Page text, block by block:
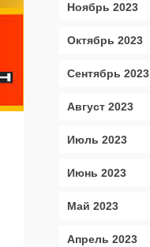
Ноябрь 2023
Октябрь 2023
Сентябрь 2023
Август 2023
Июль 2023
Июнь 2023
Май 2023
Апрель 2023